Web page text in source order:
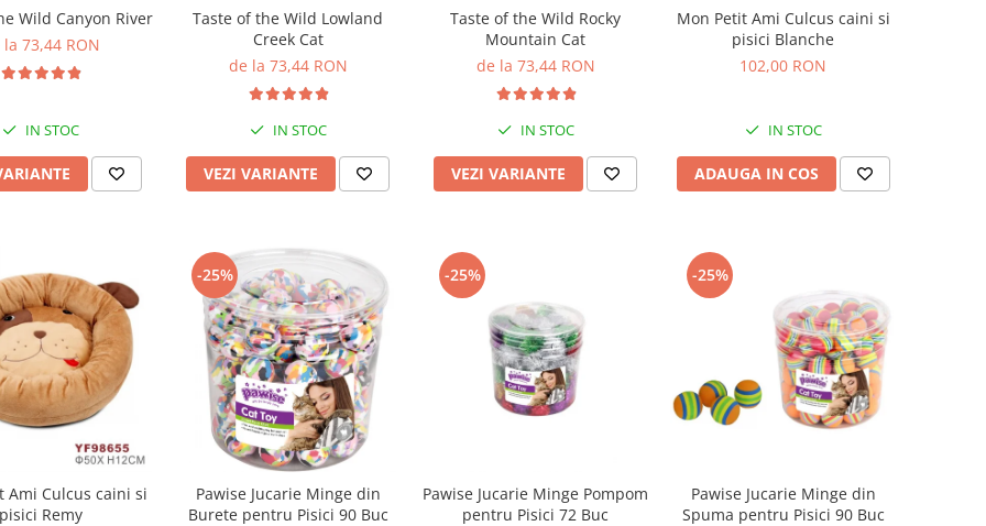
Wild Canyon River
73,44 RON
IN STOC
Taste of the Wild Lowland
Creek Cat
de la 73,44 RON
IN STOC
VEZI VARIANTE
Taste of the Wild Rocky
Mountain Cat
de la 73,44 RON
IN STOC
VEZI VARIANTE
Mon Petit Ami Culcus caini si
pisici Blanche
102,00 RON
IN STOC
ADAUGA IN COS
Ami Culcus caini si
pisici Remy
-25%
Pawise Jucarie Minge din
Burete pentru Pisici 90 Buc
-25%
Pawise Jucarie Minge Pompom
pentru Pisici 72 Buc
-25%
Pawise Jucarie Minge din
Spuma pentru Pisici 90 Buc